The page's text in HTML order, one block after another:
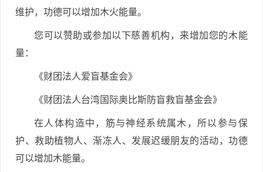
维护，功德可以增加木火能量。
您可以赞助或参加以下慈善机构，来增加您的木能
量：
《财团法人爱盲基金会》
《财团法人台湾国际奥比斯防盲救盲基金会》
在人体构造中，筋与神经系统属木，所以参与保
护、救助植物人、渐冻人、发展迟缓朋友的活动，功德
可以增加木能量。